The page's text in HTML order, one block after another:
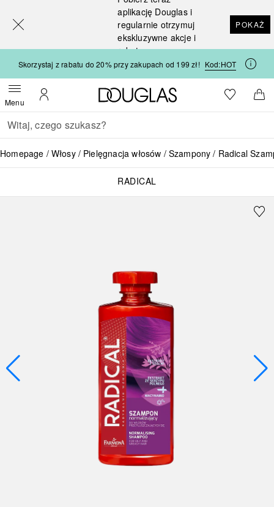
aplikację Douglas i
regularnie otrzymuj
ekskluzywne akcje i
rabaty
POKAŻ
Skorzystaj z rabatu do 20% przy zakupach od 199 zł! Kod:HOT
MenuOtwórz menuMoje konto
Strona główna Douglas
Do listyDo
Wracać
Wykonaj wyszukiwanie
Homepage Włosy Pielęgnacja włosów Szampony Radical
RADICAL
[navigation.slideout.screenreader]